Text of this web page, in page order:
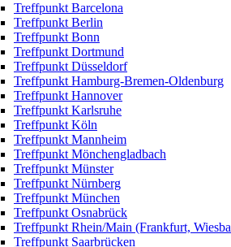
Treffpunkt Barcelona
Treffpunkt Berlin
Treffpunkt Bonn
Treffpunkt Dortmund
Treffpunkt Düsseldorf
Treffpunkt Hamburg-Bremen-Oldenburg
Treffpunkt Hannover
Treffpunkt Karlsruhe
Treffpunkt Köln
Treffpunkt Mannheim
Treffpunkt Mönchengladbach
Treffpunkt Münster
Treffpunkt Nürnberg
Treffpunkt München
Treffpunkt Osnabrück
Treffpunkt Rhein/Main (Frankfurt,
Treffpunkt Saarbrücken